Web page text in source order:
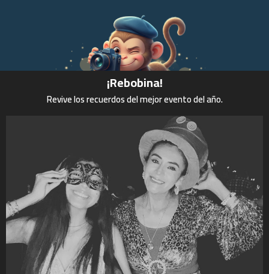
¡Rebobina!
Revive los recuerdos del mejor evento del año.